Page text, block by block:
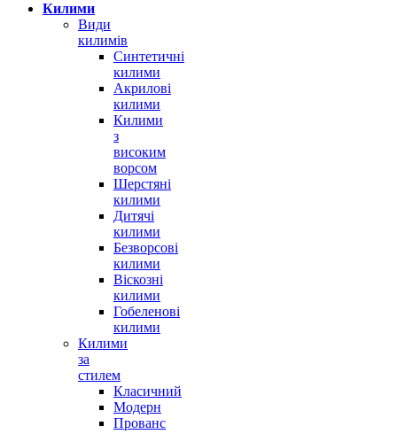
Килим Loca 9161A black
Quick View
Килими
Види
килимів
Синтетичні
килими
Акрилові
килими
Килими
з
високим
ворсом
Шерстяні
килими
Дитячі
килими
Безворсові
килими
Віскозні
килими
Гобеленові
килими
Килими
за
стилем
Класичний
Модерн
Прованс